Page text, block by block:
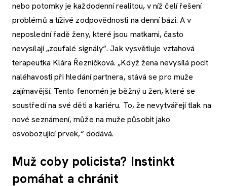
nebo potomky je každodenní realitou, v níž čelí řešení
problémů a tíživé zodpovědnosti na denní bázi. A v
neposlední řadě ženy, které jsou matkami, často
nevysílají „zoufalé signály“. Jak vysvětluje vztahová
terapeutka Klára Řezníčková. „Když žena nevysílá pocit
naléhavosti při hledání partnera, stává se pro muže
zajímavější. Tento fenomén je běžný u žen, které se
soustředí na své děti a kariéru. To, že nevytvářejí tlak na
nové seznámení, může na muže působit jako
osvobozující prvek,“ dodává.
Muž coby policista? Instinkt
pomáhat a chránit